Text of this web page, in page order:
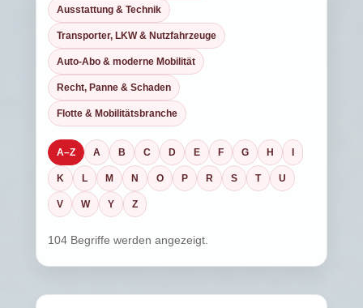
Ausstattung & Technik
Transporter, LKW & Nutzfahrzeuge
Auto-Abo & moderne Mobilität
Recht, Panne & Schaden
Flotte & Mobilitätsbranche
A–Z A B C D E F G H
K L M N O P R S T U
V W Y Z
104 Begriffe werden angezeigt.